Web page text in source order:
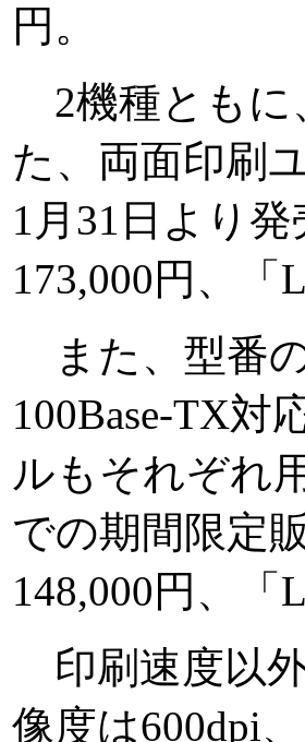
円。
2機種ともに
た、両面印刷
1月31日より
173,000円、「
また、型番
100Base-TX対
ルもそれぞれ
での期間限定
148,000円、「
印刷速度以
像度は600dpi